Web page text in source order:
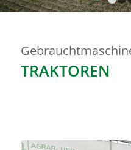
TRAKTOREN